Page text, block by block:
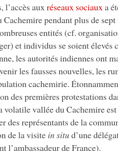
l’accès auxréseaux sociauxa
Cachemire pendant plus de
entités (cf.
et individus se soient
les autorités indiennes ont
les fausses nouvelles, les
cachemirie.
des premières protestations
volatile vallée du Cachemire est
des représentants de la
de la visite in situd’une
l’ambassadeur de France).